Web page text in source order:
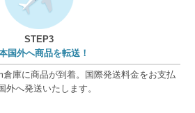
STEP3
国外へ商品を転送！
倉庫に商品が到着。国際発送料金をお支払
外へ発送いたします。